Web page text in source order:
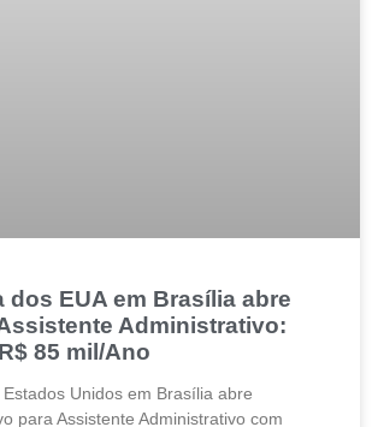
dos EUA em Brasília abre
Administrativo:
85 mil/Ano
Unidos em Brasília abre
para Assistente Administrativo com